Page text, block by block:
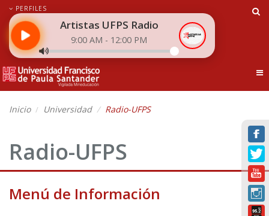
PERFILES
Artistas UFPS Radio
9:00 AM - 12:00 PM
Inicio Universidad Radio-UFPS
Radio-UFPS
Menú de Información